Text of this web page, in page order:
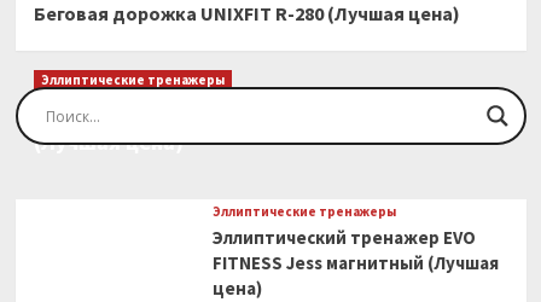
Беговая дорожка UNIXFIT R-280 (Лучшая цена)
Эллиптические тренажеры
Эллиптический тренажер EVO FITNESS Orion
(Лучшая цена)
Эллиптические тренажеры
Эллиптический тренажер EVO
FITNESS Jess магнитный (Лучшая
цена)